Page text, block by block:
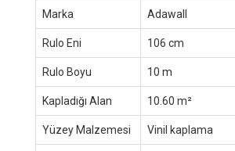
Marka Adawall
Rulo Eni 106 cm
Rulo Boyu 10 m
Kapladığı Alan 10.60 m²
Yüzey Malzemesi Vinil kaplama